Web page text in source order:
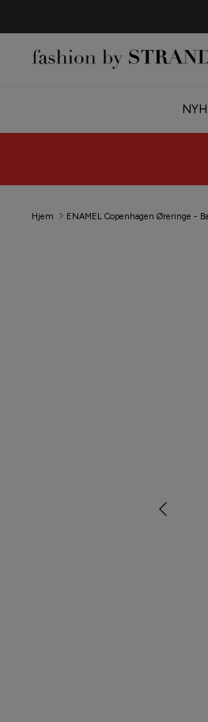
Hjem ENAMEL Copenhagen Øreringe -